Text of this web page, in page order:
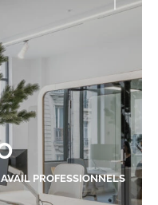
PROFESSIONNELS